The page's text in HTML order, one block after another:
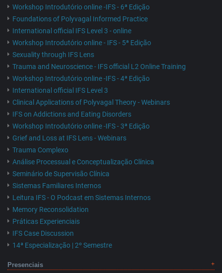
Workshop Introdutório online -IFS - 6ª Edição
Foundations of Polyvagal Informed Practice
International official IFS Level 3 - online
Workshop Introdutório online - IFS - 5ª Edição
Sexuality through IFS Lens
Trauma and Neuroscience - IFS official L2 Online Training
Workshop Introdutório online -IFS - 4ª Edição
International official IFS Level 3
Clinical Applications of Polyvagal Theory - Webinars
IFS on Addictions and Eating Disorders
Workshop Introdutório online -IFS - 3ª Edição
Grief and Loss at IFS Lens - Webinars
Trauma Complexo
Análise Processual e Conceptualização Clínica
Seminário de Supervisão Clínica
Sistemas Familiares Internos
Leitura IFS - O Podcast em Sistemas Internos
Memory Reconsolidation
Práticas Experienciais
IFS Case Discussion
14ª Especialização | 2º Semestre
Presenciais